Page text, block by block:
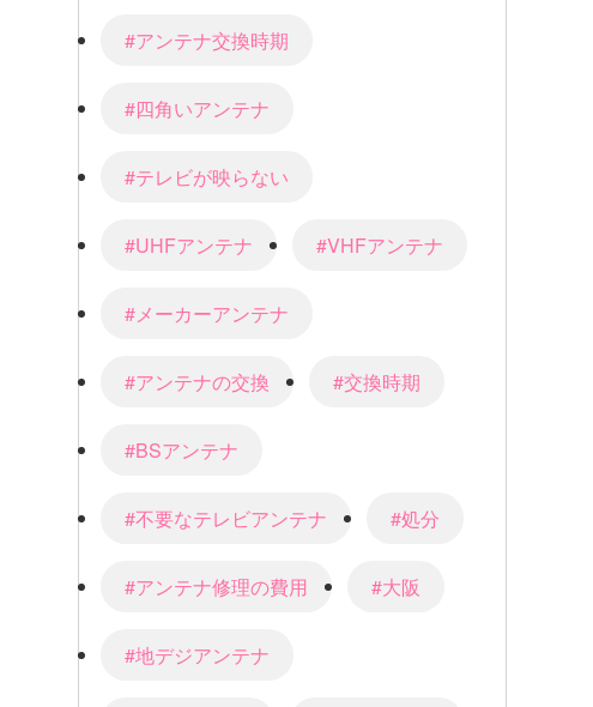
#アンテナ交換時期
#四角いアンテナ
#テレビが映らない
#UHFアンテナ #VHFアンテナ
#メーカーアンテナ
#アンテナの交換 #交換時期
#BSアンテナ
#不要なテレビアンテナ #処分
#アンテナ修理の費用 #大阪
#地デジアンテナ